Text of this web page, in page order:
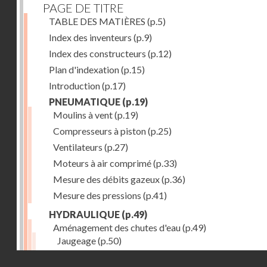
PAGE DE TITRE
TABLE DES MATIÈRES (p.5)
Index des inventeurs (p.9)
Index des constructeurs (p.12)
Plan d'indexation(p.15)
Introduction(p.17)
PNEUMATIQUE (p.19)
Moulins à vent(p.19)
Compresseurs à piston(p.25)
Ventilateurs (p.27)
Moteurs à air comprimé(p.33)
Mesure des débits gazeux(p.36)
Mesure des pressions (p.41)
HYDRAULIQUE (p.49)
Aménagement des chutes d'eau(p.49)
Jaugeage(p.50)